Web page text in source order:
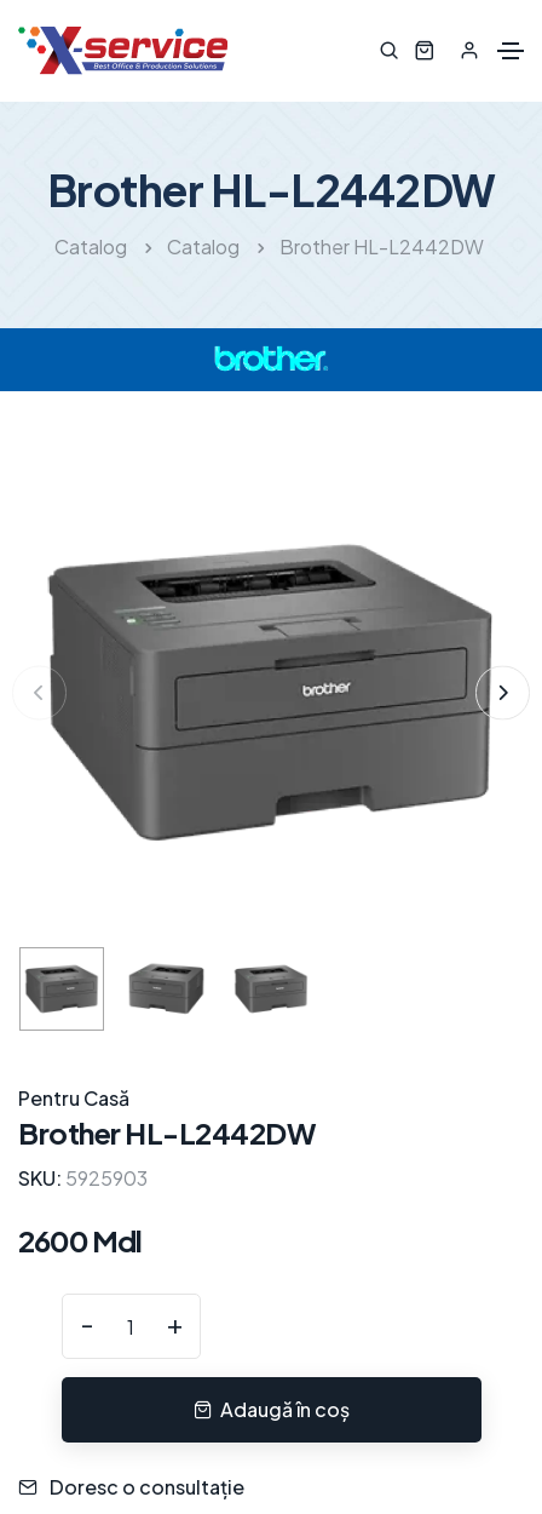
Brother HL-L2442DW
Catalog Catalog Brother HL-L2442DW
Pentru Casă
Brother HL-L2442DW
SKU: 5925903
2600 Mdl
- +
Adaugă în coș
Doresc o consultație